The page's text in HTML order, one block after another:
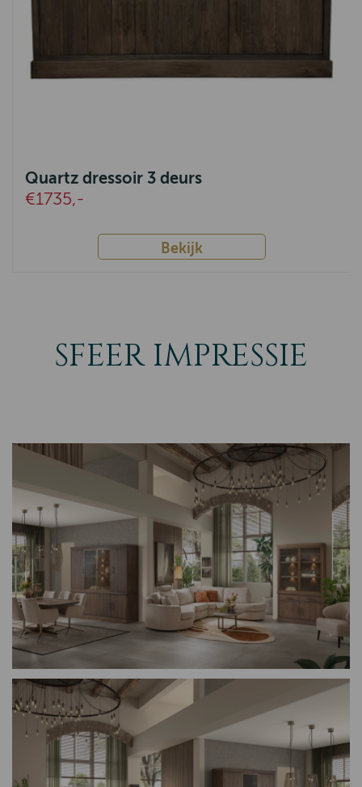
Quartz dressoir 3 deurs
€1735,-
Bekijk
SFEER IMPRESSIE